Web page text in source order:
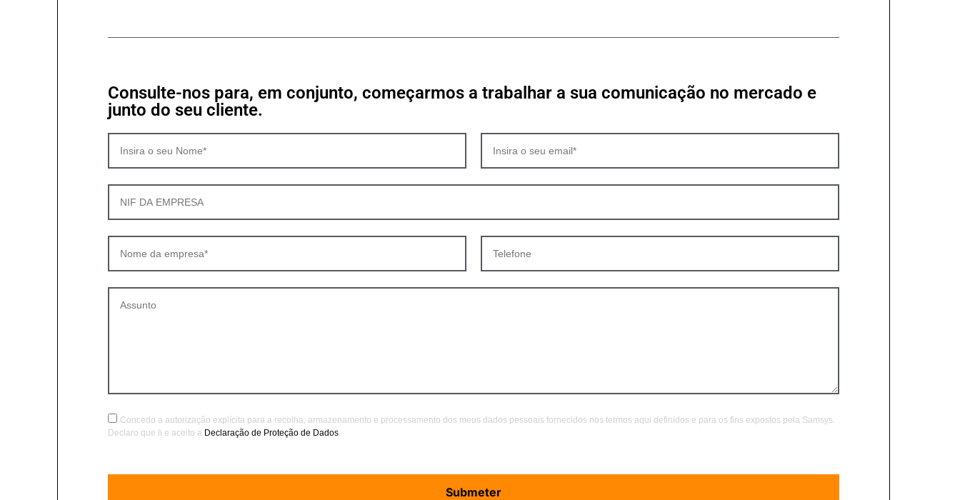
Consulte-nos para, em conjunto, começarmos a trabalhar a sua comunicação no mercado e
junto do seu cliente.
Concedo a autorização explícita para a recolha, armazenamento e processamento dos meus dados pessoais fornecidos nos termos aqui definidos e para os fins expostos pela Samsys.
Declaro que li e aceito a Declaração de Proteção de Dados.